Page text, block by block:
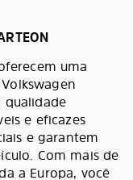
uma
qualidade
e eficazes
e garantem
Com mais de
a Europa, você